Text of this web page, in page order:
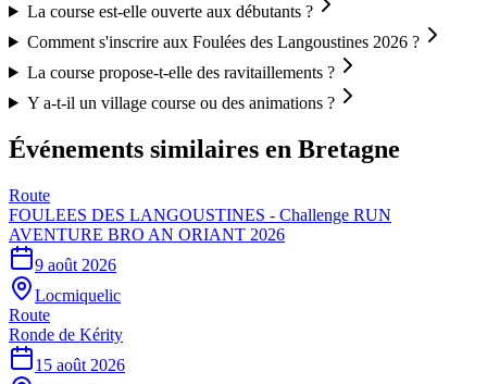
La course est-elle ouverte aux débutants ?
Comment s'inscrire aux Foulées des Langoustines 2026 ?
La course propose-t-elle des ravitaillements ?
Y a-t-il un village course ou des animations ?
Événements similaires en Bretagne
Route
FOULEES DES LANGOUSTINES - Challenge RUN
AVENTURE BRO AN ORIANT 2026
9 août 2026
Locmiquelic
Route
Ronde de Kérity
15 août 2026